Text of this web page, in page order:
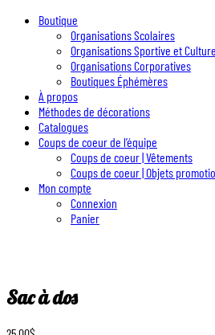
Boutique
Organisations Scolaires
Organisations Sportive et
Organisations Corporatives
Boutiques Éphémères
À propos
Méthodes de décorations
Catalogues
Coups de coeur de l’équipe
Coups de coeur | Vêtements
Coups de coeur | Objets
Mon compte
Connexion
Panier
Sac à dos